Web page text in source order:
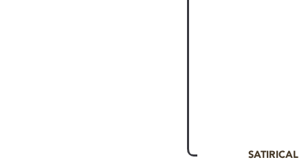
SATIRICAL